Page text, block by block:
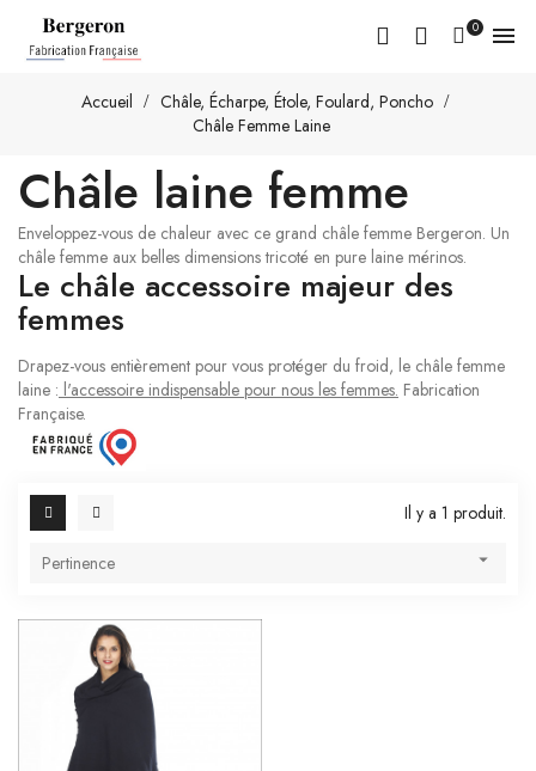
0 
Accueil
Châle, Écharpe, Étole, Foulard, Poncho
Châle Femme Laine
Châle laine femme
Enveloppez-vous de chaleur avec ce grand châle femme Bergeron. Un
châle femme aux belles dimensions tricoté en pure laine mérinos.
Le châle accessoire majeur des
femmes
Drapez-vous entièrement pour vous protéger du froid, le châle femme
laine : l'accessoire indispensable pour nous les femmes. Fabrication
Française.
Il y a 1 produit.
Pertinence 